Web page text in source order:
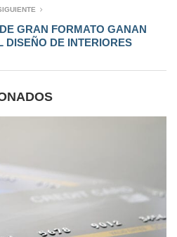
GRAN FORMATO GANAN
DISEÑO DE INTERIORES